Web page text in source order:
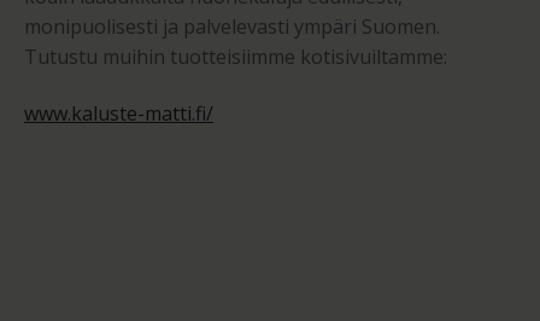
monipuolisesti ja palvelevasti ympäri Suomen.
Tutustu muihin tuotteisiimme kotisivuiltamme:
www.kaluste-matti.fi/